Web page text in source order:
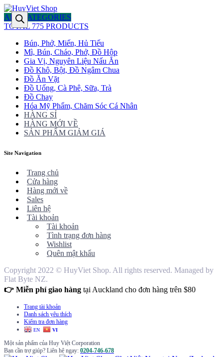
ALL CATEGORIES
TOTAL 775 PRODUCTS
Bún, Phở, Miến, Hủ Tiếu
Mì, Bún, Cháo, Phở, Đồ Hộp
Gia Vị, Nguyên Liệu Nấu Ăn
Đồ Khô, Bột, Đồ Ngâm Chua
Đồ Ăn Vặt
Đồ Uống, Cà Phê, Sữa, Trà
Đồ Chay
Hóa Mỹ Phẩm, Chăm Sóc Cá Nhân
HÀNG SỈ
HÀNG MỚI VỀ
SẢN PHẨM GIẢM GIÁ
Site Navigation
Trang chủ
Cửa hàng
Hàng mới về
Sales
Liên hệ
Tài khoản
Tài khoản
Tình trạng đơn hàng
Wishlist
Quên mật khẩu
Copyright 2022 © HuyViet Shop. All rights reserved. Managed by
Flat Byte NZ.
👉 Miễn phí giao hàng tại Auckland cho đơn hàng trên $80
Trang tài khoản
Danh sách yêu thích
Kiểm tra đơn hàng
EN VI
Một sản phẩm của Huy Việt Corporation
Bạn cần trợ giúp? Liên hệ ngay: 0204-746-678